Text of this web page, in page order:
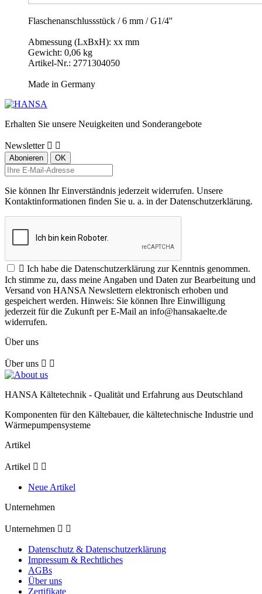
Flaschenanschlussstück / 6 mm / G1/4''
Abmessung (LxBxH): xx mm
Gewicht: 0,06 kg
Artikel-Nr.: 2771304050
Made in Germany
Erhalten Sie unsere Neuigkeiten und Sonderangebote
Newsletter  
Sie können Ihr Einverständnis jederzeit widerrufen. Unsere
Kontaktinformationen finden Sie u. a. in der Datenschutzerklärung.
 Ich habe die Datenschutzerklärung zur Kenntnis genommen.
Ich stimme zu, dass meine Angaben und Daten zur Bearbeitung und
Versand von HANSA Newslettern elektronisch erhoben und
gespeichert werden. Hinweis: Sie können Ihre Einwilligung
jederzeit für die Zukunft per E-Mail an info@hansakaelte.de
widerrufen.
Über uns
Über uns  
HANSA Kältetechnik - Qualität und Erfahrung aus Deutschland
Komponenten für den Kältebauer, die kältetechnische Industrie und
Wärmepumpensysteme
Artikel
Artikel  
Neue Artikel
Unternehmen
Unternehmen  
Datenschutz & Datenschutzerklärung
Impressum & Rechtliches
AGBs
Über uns
Zertifikate